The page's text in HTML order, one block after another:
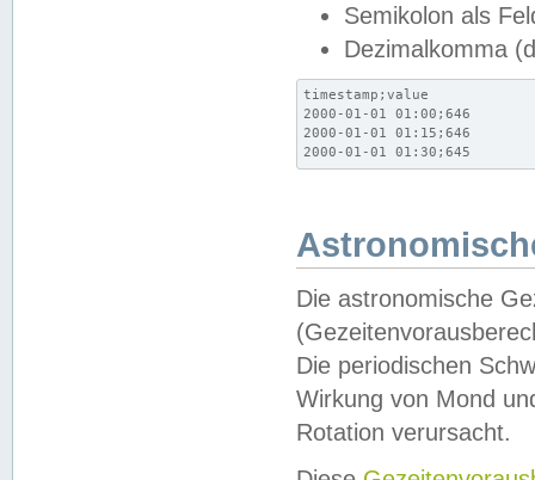
Semikolon als
Dezimalkomma
timestamp;value
2000-01-01 01:00;646
2000-01-01 01:15;646
2000-01-01 01:30;645
Die astronomische
Die periodischen
Wirkung von Mond
Rotation verursacht.